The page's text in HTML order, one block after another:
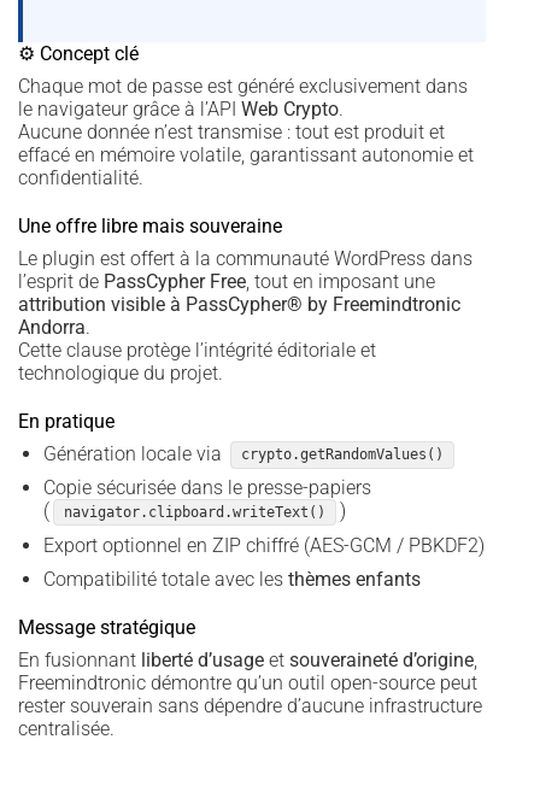
⚙ Concept clé
Chaque mot de passe est généré exclusivement dans
le navigateur grâce à l’API Web Crypto.
Aucune donnée n’est transmise : tout est produit et
effacé en mémoire volatile, garantissant autonomie et
confidentialité.
Une offre libre mais souveraine
Le plugin est offert à la communauté WordPress dans
l’esprit de PassCypher Free , tout en imposant une
attribution visible à PassCypher® by Freemindtronic
Andorra.
Cette clause protège l’intégrité éditoriale et
technologique du projet.
En pratique
Génération locale via
crypto.getRandomValues()
Copie sécurisée dans le presse-papiers
(
navigator.clipboard.writeText()
)
Export optionnel en ZIP chiffré (AES-GCM / PBKDF2)
Compatibilité totale avec les thèmes enfants
Message stratégique
En fusionnant liberté d’usage et souveraineté d’origine,
Freemindtronic démontre qu’un outil open-source peut
rester souverain sans dépendre d’aucune infrastructure
centralisée.